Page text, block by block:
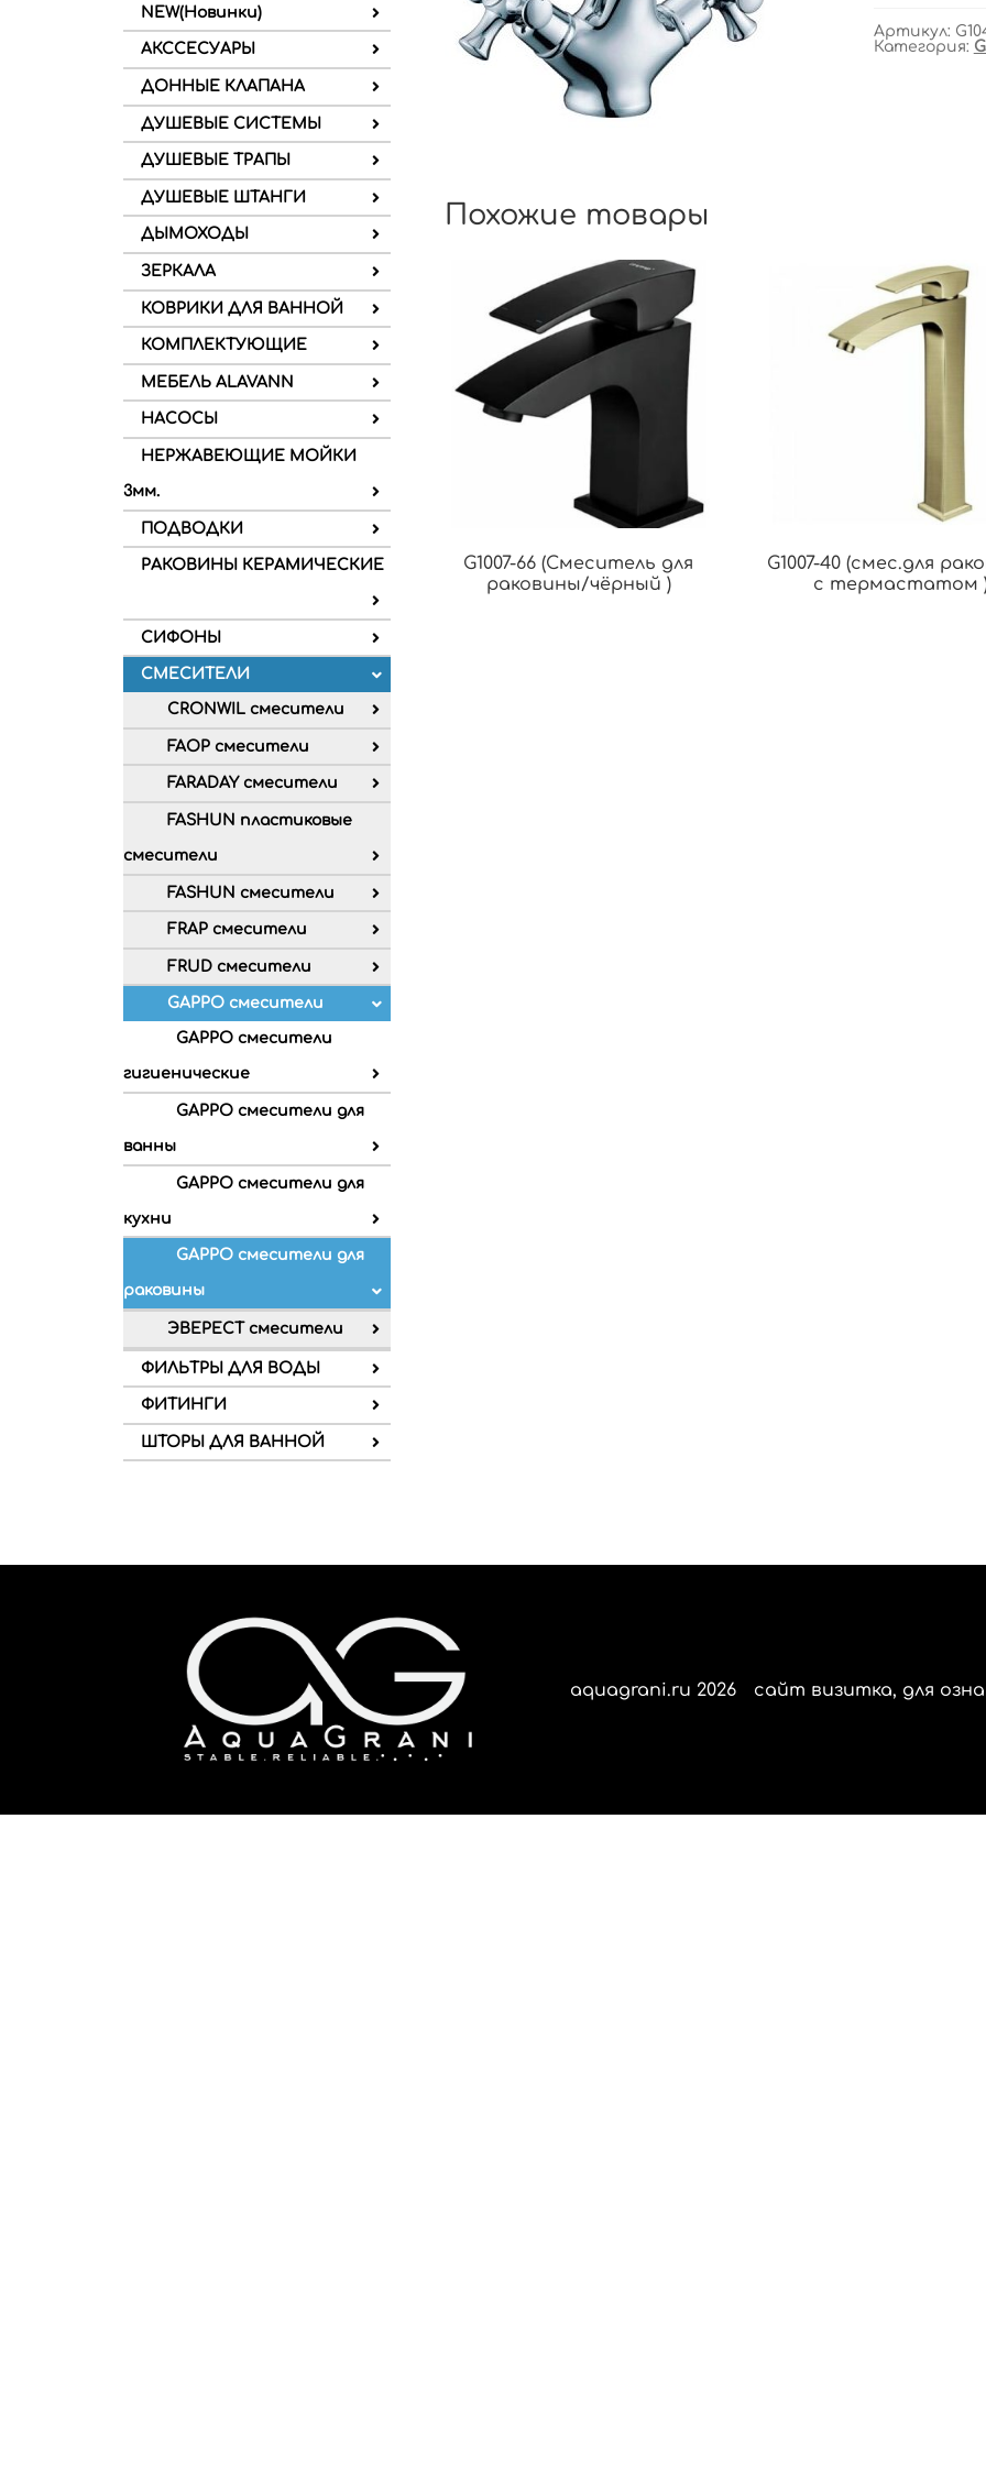
NEW(Новинки)
АКССЕСУАРЫ
ДОННЫЕ КЛАПАНА
ДУШЕВЫЕ СИСТЕМЫ
ДУШЕВЫЕ ТРАПЫ
ДУШЕВЫЕ ШТАНГИ
ДЫМОХОДЫ
ЗЕРКАЛА
КОВРИКИ ДЛЯ ВАННОЙ
КОМПЛЕКТУЮЩИЕ
МЕБЕЛЬ ALAVANN
НАСОСЫ
НЕРЖАВЕЮЩИЕ МОЙКИ
3мм.
ПОДВОДКИ
РАКОВИНЫ КЕРАМИЧЕСКИЕ
СИФОНЫ
СМЕСИТЕЛИ
CRONWIL смесители
FAOP смесители
FARADAY смесители
FASHUN пластиковые
смесители
FASHUN смесители
FRAP смесители
FRUD смесители
GAPPO смесители
GAPPO смесители
гигиенические
GAPPO смесители для
ванны
GAPPO смесители для
кухни
GAPPO смесители для
раковины
ЭВЕРЕСТ смесители
ФИЛЬТРЫ ДЛЯ ВОДЫ
ФИТИНГИ
ШТОРЫ ДЛЯ ВАННОЙ
Артикул:
Категория:
Похожие товары
G1007-66 (Смеситель для
раковины/чёрный )
G1007-40 (смес.для
с термастатом
aquagrani.ru 2026 сайт визитка, для